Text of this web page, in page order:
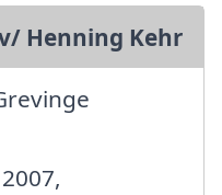
Henning Kehr